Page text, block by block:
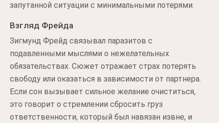
запутанной ситуации с минимальными потерями.
Взгляд Фрейда
Зигмунд Фрейд связывал паразитов с
подавленными мыслями о нежелательных
обязательствах. Сюжет отражает страх потерять
свободу или оказаться в зависимости от партнера.
Если сон вызывает сильное желание очиститься,
это говорит о стремлении сбросить груз
ответственности, который был навязан извне, и